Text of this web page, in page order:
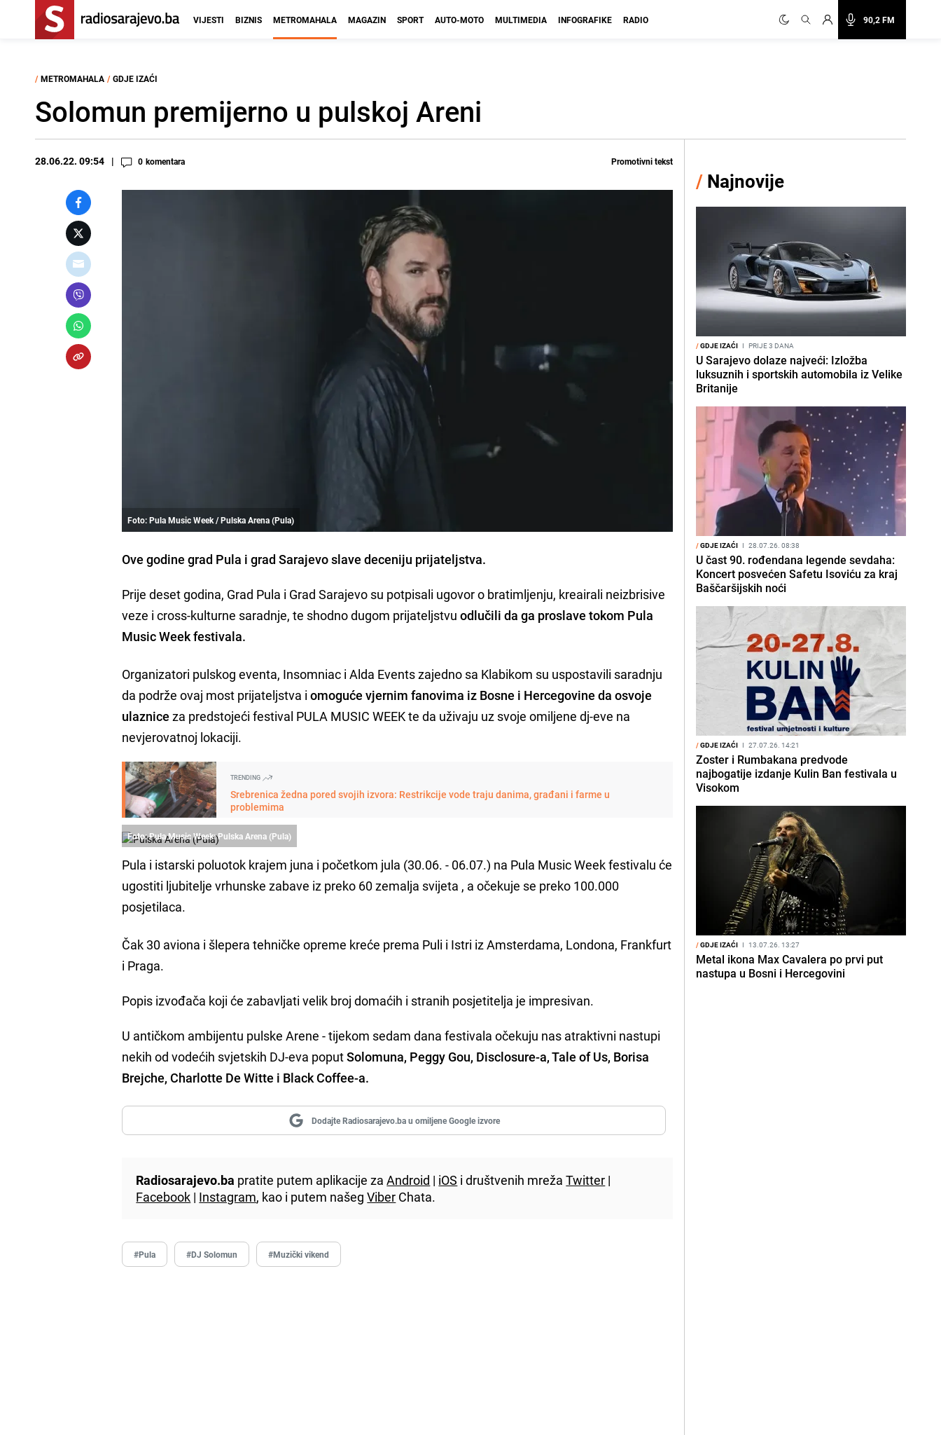
90,2 FM
VIJESTI BIZNIS METROMAHALA MAGAZIN SPORT AUTO-MOTO MULTIMEDIA INFOGRAFIKE RADIO
/ METROMAHALA / GDJE IZAĆI
Solomun premijerno u pulskoj Areni
28.06.22. 09:54 0 komentara Promotivni tekst
Foto: Pula Music Week / Pulska Arena (Pula)
Ove godine grad Pula i grad Sarajevo slave deceniju prijateljstva.
Prije deset godina, Grad Pula i Grad Sarajevo su potpisali ugovor o bratimljenju, kreairali neizbrisive
veze i cross-kulturne saradnje, te shodno dugom prijateljstvuodlučili da ga proslave tokom Pula
Music Week festivala.
Organizatori pulskog eventa, Insomniac i Alda Events zajedno sa Klabikom su uspostavili saradnju
da podrže ovaj most prijateljstva iomoguće vjernim fanovima iz Bosne i Hercegovine da osvoje
ulaznice za predstojeći festival PULA MUSIC WEEK te da uživaju uz svoje omiljene dj-eve na
nevjerovatnoj lokaciji.
TRENDING
Srebrenica žedna pored svojih izvora: Restrikcije vode traju danima, građani i farme u
problemima
Foto: Pula Music Week: Pulska Arena (Pula)
Pula i istarski poluotok krajem juna i početkom jula (30.06. - 06.07.) na Pula Music Week festivalu će
ugostiti ljubitelje vrhunske zabave iz preko 60 zemalja svijeta , a očekuje se preko 100.000
posjetilaca.
Čak 30 aviona i šlepera tehničke opreme kreće prema Puli i Istri iz Amsterdama, Londona, Frankfurt
i Praga.
Popis izvođača koji će zabavljati velik broj domaćih i stranih posjetitelja je impresivan.
U antičkom ambijentu pulske Arene - tijekom sedam dana festivala očekuju nas atraktivni nastupi
nekih od vodećih svjetskih DJ-eva poputSolomuna, Peggy Gou, Disclosure-a, Tale of Us, Borisa
Brejche, Charlotte De Witte i Black Coffee-a.
Dodajte Radiosarajevo.ba u omiljene Google izvore
Radiosarajevo.ba pratite putem aplikacije zaAndroid | iOS i društvenih mrežaTwitter |
Facebook | Instagram, kao i putem našegViber Chata.
#Pula #DJ Solomun #Muzički vikend
/ Najnovije
/GDJE IZAĆI I PRIJE 3 DANA
U Sarajevo dolaze najveći: Izložba
luksuznih i sportskih automobila iz Velike
Britanije
/GDJE IZAĆI I 28.07.26. 08:38
U čast 90. rođendana legende sevdaha:
Koncert posvećen Safetu Isoviću za kraj
Baščaršijskih noći
/GDJE IZAĆI I 27.07.26. 14:21
Zoster i Rumbakana predvode
najbogatije izdanje Kulin Ban festivala u
Visokom
/GDJE IZAĆI I 13.07.26. 13:27
Metal ikona Max Cavalera po prvi put
nastupa u Bosni i Hercegovini